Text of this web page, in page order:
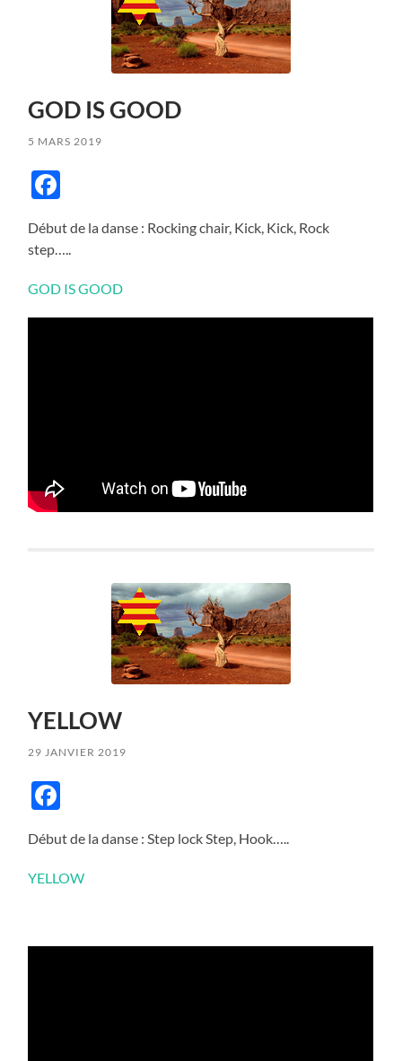
GOD IS GOOD
5 MARS 2019
Début de la danse : Rocking chair, Kick, Kick, Rock
step…..
GOD IS GOOD
YELLOW
29 JANVIER 2019
Début de la danse : Step lock Step, Hook…..
YELLOW